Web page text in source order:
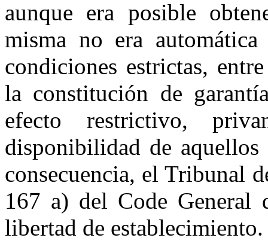
aunque era posible
misma no era
condiciones estrictas,
la constitución de
efecto restrictivo,
disponibilidad de
consecuencia, el Tribunal
167 a) del Code General
libertad de establecimiento.